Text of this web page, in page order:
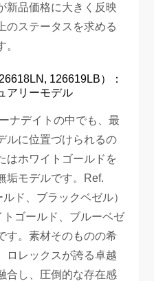
新品価格に大きく反映
のステータスを求める
126619LB）：
アリーモデル
ナデイトの中でも、最
ルに位置づけられるの
はホワイトゴールドを
垢モデルです。Ref.
ド、ブラックベゼル）
ゴールド、ブルーベゼ
す。素材そのものの希
ロレックスが誇る卓越
合し、圧倒的な存在感